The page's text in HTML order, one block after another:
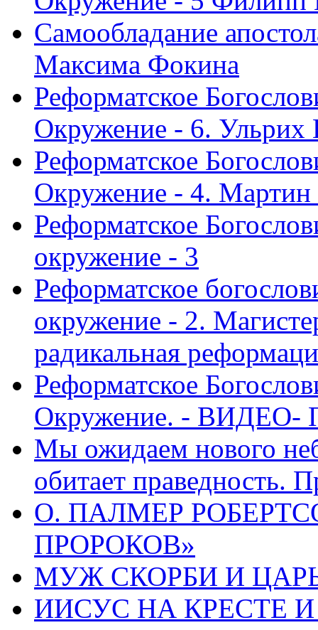
Самообладание
Максима Фокина
Реформатское
Окружение - 6. Ульрих
Реформатское
Окружение - 4.
Реформатское
окружение - 3
Реформатское
окружение - 2.
радикальная
Реформатское
Окружение. - ВИДЕО-
Мы ожидаем нового
обитает праведность.
О. ПАЛМЕР
ПРОРОКОВ»
МУЖ СКОРБИ И ЦАРЬ
ИИСУС НА КРЕСТЕ